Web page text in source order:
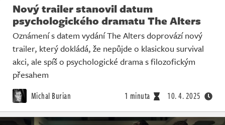
Nový trailer stanovil datum
psychologického dramatu The Alters
Oznámení s datem vydání The Alters doprovází nový
trailer, který dokládá, že nepůjde o klasickou survival
akci, ale spíš o psychologické drama s filozofickým
přesahem
Michal Burian 1 minuta 10. 4. 2025